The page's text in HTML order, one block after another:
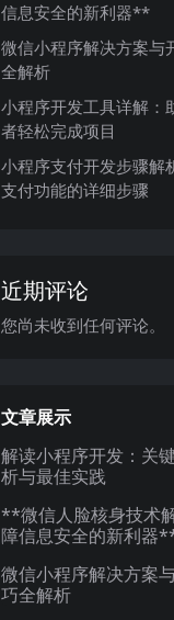
信息安全的新利器**
微信小程序解决方案与
全解析
小程序开发工具详解：
者轻松完成项目
小程序支付开发步骤解
支付功能的详细步骤
近期评论
您尚未收到任何评论。
文章展示
解读小程序开发：关
析与最佳实践
**微信人脸核身技术
障信息安全的新利器
微信小程序解决方案
巧全解析